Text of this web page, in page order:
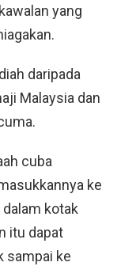
yang
daripada
Malaysia dan
cuba
ke
kotak
itu dapat
sampai ke